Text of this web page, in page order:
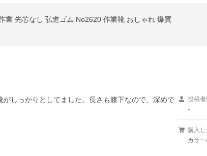
業 先芯なし 弘進ゴム No2620 作業靴 おしゃれ 爆買
しっかりとしてました。長さも膝下なので、深めで
投稿者
-
購入
カラ